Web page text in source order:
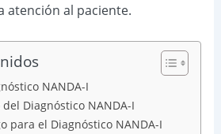
atención al paciente.
NANDA-I
Diagnóstico NANDA-I
para el Diagnóstico NANDA-I